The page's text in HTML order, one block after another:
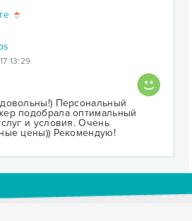
13:29
Персональный
подобрала оптимальный
и условия. Очень
цены)) Рекомендую!